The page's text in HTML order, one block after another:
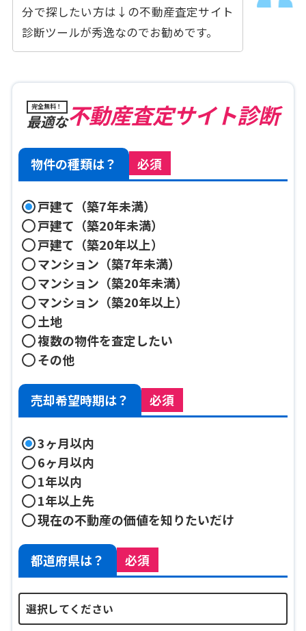
分で探したい方は↓の不動産査定サイト
診断ツールが秀逸なのでお勧めです。
完全無料！
最適な不動産査定サイト診断
物件の種類は？ 必須
戸建て（築7年未満）
戸建て（築20年未満）
戸建て（築20年以上）
マンション（築7年未満）
マンション（築20年未満）
マンション（築20年以上）
土地
複数の物件を査定したい
その他
売却希望時期は？ 必須
3ヶ月以内
6ヶ月以内
1年以内
1年以上先
現在の不動産の価値を知りたいだけ
都道府県は？ 必須